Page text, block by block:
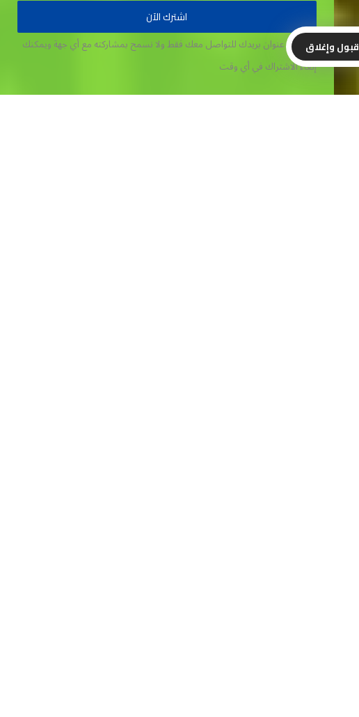
قبول وإغلاق
اشترك الآن
نستخدم عنوان بريدك للتواصل معك فقط ولا نسمح بمشاركته مع أي جهةويمكنك
إلغاء الاشتراك في أي وقت